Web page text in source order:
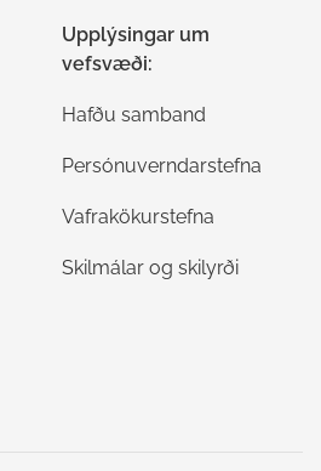
Upplýsingar um
vefsvæði:
Hafðu samband
Persónuverndarstefna
Vafrakökurstefna
Skilmálar og skilyrði